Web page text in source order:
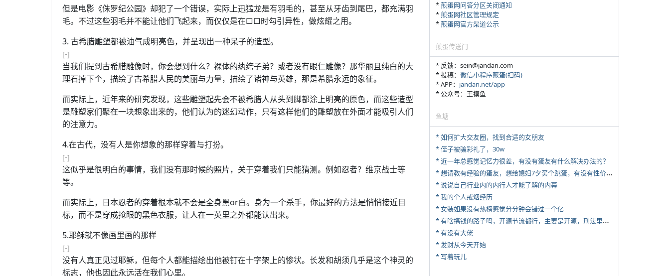
但是电影《侏罗纪公园》却犯了一个错误，实际上迅猛龙是有羽毛的，甚至从牙齿到尾巴，都充满羽
毛。不过这些羽毛并不能让他们飞起来，而仅仅是在□□时勾引异性，做炫耀之用。
3. 古希腊雕塑都被油气成明亮色，并呈现出一种呆子的造型。
[-]
当我们提到古希腊雕像时，你会想到什么？裸体的纨绔子弟？或者没有眼仁雕像？那华丽且纯白的大
理石掉下个，描绘了古希腊人民的美丽与力量，描绘了诸神与英雄，那是希腊永远的象征。
而实际上，近年来的研究发现，这些雕塑起先会不被希腊人从头到脚都涂上明亮的原色，而这些造型
是雕塑家们聚在一块想象出来的，他们认为的迷幻动作，只有这样他们的雕塑放在外面才能吸引人们
的注意力。
4.在古代，没有人是你想象的那样穿着与打扮。
[-]
这似乎是很明白的事情，我们没有那时候的照片，关于穿着我们只能猜测。例如忍者？维京战士等
等。
而实际上，日本忍者的穿着根本就不会是全身黑or白。身为一个杀手，你最好的方法是悄悄接近目
标，而不是穿成抢眼的黑色衣服，让人在一英里之外都能认出来。
5.耶稣就不像画里画的那样
[-]
没有人真正见过耶稣，但每个人都能描绘出他被钉在十字架上的惨状。长发和胡须几乎是这个神灵的
标志，他也因此永远活在我们心里。
*煎蛋网问答分区关闭通知
*煎蛋网社区管理规定
*煎蛋网官方渠道公示
煎蛋传送门
* 反馈：sein@jandan.com
* 投稿： 微信小程序煎蛋(扫码)
* APP： jandan.net/app
* 公众号：王摸鱼
鱼塘
* 如何扩大交友圈，找到合适的女朋友
* 侄子被骗彩礼了，30w
* 近一年总感觉记忆力很差，有没有蛋友有什么解决办法的？
*
想请教有经验的蛋友，想给媳妇7夕买个跳蛋，有没有性价比高的推荐
* 说说自己行业内的内行人才能了解的内幕
* 我的个人戒烟经历
* 女装如果没有热榜感觉分分钟会错过一个亿
*
有啥搞钱的路子吗，开源节流都行，主要是开源，刑法里的咱不做
* 有没有大佬
* 发财从今天开始
* 写着玩儿